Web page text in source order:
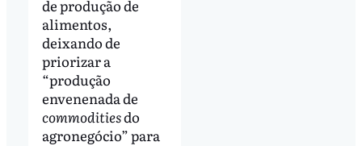
de produção de
alimentos,
deixando de
priorizar a
“produção
envenenada de
commoditiesdo
agronegócio” para